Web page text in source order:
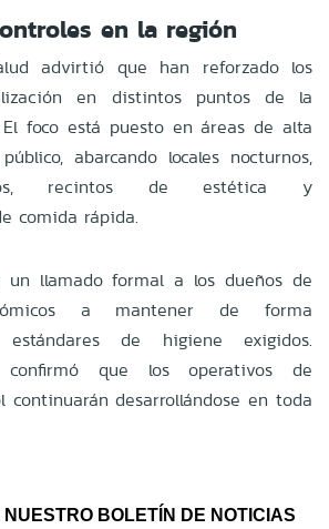
en la región
advirtió que han reforzado los
en distintos puntos de la
El foco está puesto en áreas de alta
abarcando locales nocturnos,
recintos de estética y
comida rápida.
un llamado formal a los dueños de
a mantener de forma
de higiene exigidos.
confirmó que los operativos de
continuarán desarrollándose en toda
BOLETÍN DE NOTICIAS